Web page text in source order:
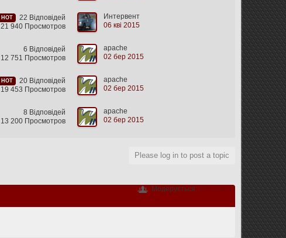
HOT
22 Відповідей
21 940 Просмотров
Интервент
06 кві 2015
6 Відповідей
12 751 Просмотров
apache
02 бер 2015
HOT
20 Відповідей
19 453 Просмотров
apache
02 бер 2015
8 Відповідей
13 200 Просмотров
apache
02 бер 2015
Please log in to post a topic
Модерується: Интервент